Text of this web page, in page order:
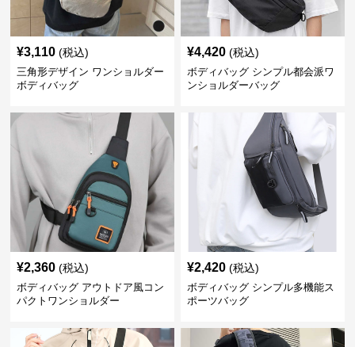
¥3,110 (税込)
三角形デザイン ワンショルダー
ボディバッグ
¥4,420 (税込)
ボディバッグ シンプル都会派ワ
ンショルダーバッグ
¥2,360 (税込)
ボディバッグ アウトドア風コン
パクトワンショルダー
¥2,420 (税込)
ボディバッグ シンプル多機能ス
ポーツバッグ